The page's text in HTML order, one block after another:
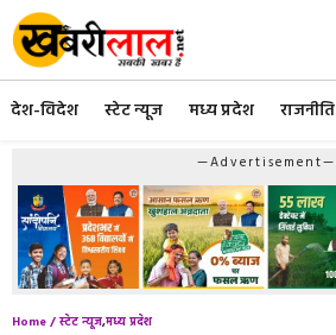
Skip
to
content
देश-विदेश स्टेट न्यूज मध्य प्रदेश राजनीति
—Advertisement—
Home /स्टेट न्यूज,मध्य प्रदेश